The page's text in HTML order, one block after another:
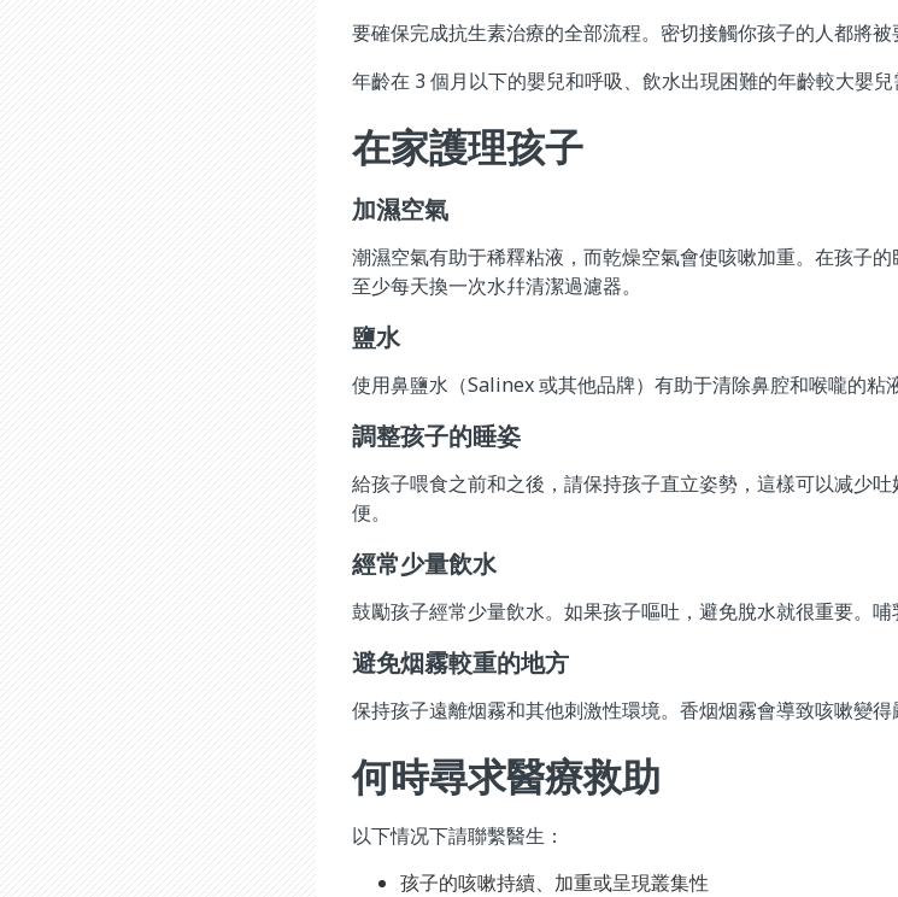
要確保完成抗生素治療的全部流程。密切接觸你孩子的人都將被
年齡在 3 個月以下的嬰兒和呼吸、飲水出現困難的年齡較大嬰兒
在家護理孩子
加濕空氣
潮濕空氣有助于稀釋粘液，而乾燥空氣會使咳嗽加重。在孩子的
至少每天換一次水幷清潔過濾器。
鹽水
使用鼻鹽水（Salinex 或其他品牌）有助于清除鼻腔和喉嚨的粘
調整孩子的睡姿
給孩子喂食之前和之後，請保持孩子直立姿勢，這樣可以减少
便。
經常少量飲水
鼓勵孩子經常少量飲水。如果孩子嘔吐，避免脫水就很重要。哺
避免烟霧較重的地方
保持孩子遠離烟霧和其他刺激性環境。香烟烟霧會導致咳嗽變得
何時尋求醫療救助
以下情况下請聯繫醫生：
孩子的咳嗽持續、加重或呈現叢集性